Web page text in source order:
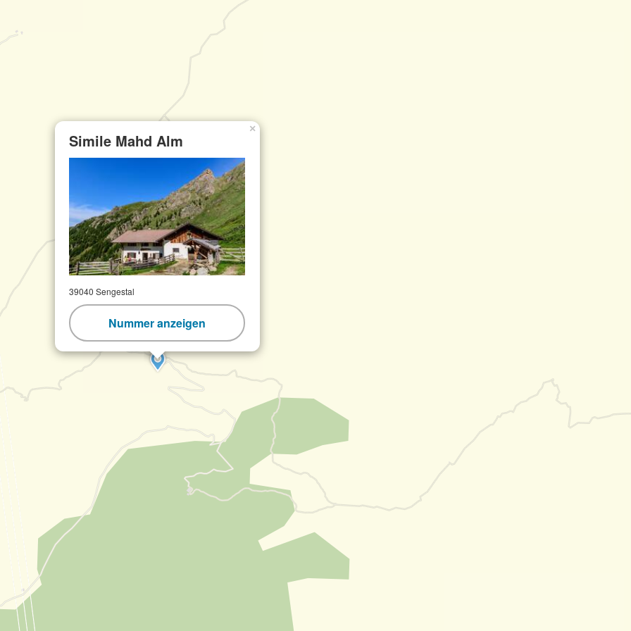
Simile Mahd Alm
39040 Sengestal
Nummer anzeigen
×